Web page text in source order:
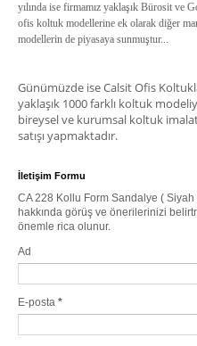
yılında ise firmamız yaklaşık Bürosit ve
ofis koltuk modellerine ek olarak diğer
modellerin de piyasaya sunmuştur...
Günümüzde ise Calsit Ofis
yaklaşık 1000 farklı koltuk
bireysel ve kurumsal koltuk
satışı yapmaktadır.
İletişim Formu
CA 228 Kollu Form Sandalye ( Siyah
hakkında görüş ve önerilerinizi
önemle rica olunur.
Ad
E-posta *